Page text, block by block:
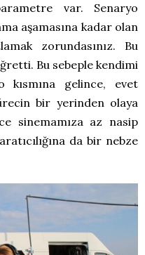
var. Senaryo
aşamasına kadar olan
zorundasınız. Bu
Bu sebeple kendimi
kısmına gelince, evet
bir yerinden olaya
sinemamıza az nasip
da bir nebze